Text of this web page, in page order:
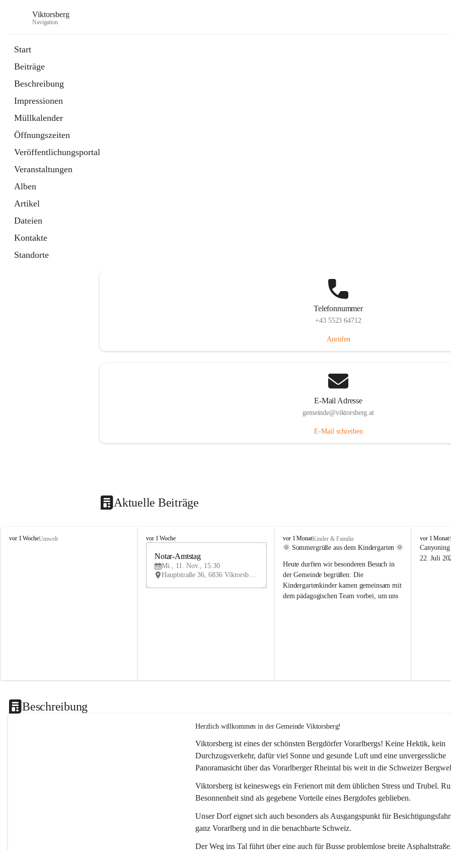
Viktorsberg
Navigation
Start
Beiträge
Beschreibung
Impressionen
Müllkalender
Öffnungszeiten
Veröffentlichungsportal
Veranstaltungen
Alben
Artikel
Dateien
Kontakte
Standorte
Telefonnummer
+43 5523 64712
Anrufen
E-Mail Adresse
gemeinde@viktorsberg.at
E-Mail schreiben
Aktuelle Beiträge
V
vor 1 WocheUmwelt
V
vor 1 Woche
V
Notar-Amtstag
Mi., 11. Nov., 15:30
Hauptstraße 36, 6836 Viktorsberg, AUT
V
i
t
o
r
s
vor 1 MonatKinder & Familie
🌞 Sommergrüße aus dem Kindergarten 🌞
Heute durften wir besonderen Besuch in
der Gemeinde begrüßen: Die
Kindergartenkinder kamen gemeinsam mit
dem pädagogischen Team vorbei, um uns
V
i
k
vor 1 Monat
22. Juli
Beschreibung
Herzlich willkommen in der Gemeinde Viktorsberg!
Viktorsberg ist eines der schönsten Bergdörfer Vorarlbergs! Keine Hektik, kein
Durchzugsverkehr, dafür viel Sonne und gesunde Luft und eine unvergessliche
Panoramasicht über das Vorarlberger Rheintal bis weit in die Schweizer
Viktorsberg ist keineswegs ein Ferienort mit dem üblichen Stress und Trubel.
Besonnenheit sind als gegebene Vorteile eines Bergdofes geblieben.
Unser Dorf eignet sich auch besonders als Ausgangspunkt für
ganz Vorarlberg und in die benachbarte Schweiz.
Der Weg ins Tal führt über eine auch für Busse problemlose breite